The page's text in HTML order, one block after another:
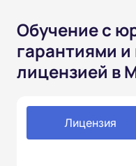
Обучение с
гарантиями
лицензией в
Лицензия